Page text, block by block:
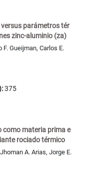
parámetros tér
zinc-aluminio (za)
Gueijman, Carlos E.
375
como materia prima e
rociado térmico
A. Arias, Jorge E.